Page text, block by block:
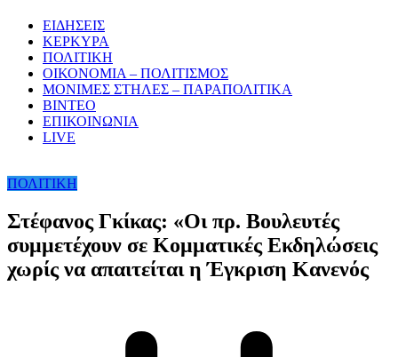
ΕΙΔΗΣΕΙΣ
ΚΕΡΚΥΡΑ
ΠΟΛΙΤΙΚΗ
ΟΙΚΟΝΟΜΙΑ – ΠΟΛΙΤΙΣΜΟΣ
ΜΟΝΙΜΕΣ ΣΤΗΛΕΣ – ΠΑΡΑΠΟΛΙΤΙΚΑ
ΒΙΝΤΕΟ
ΕΠΙΚΟΙΝΩΝΙΑ
LIVE
ΠΟΛΙΤΙΚΗ
Στέφανος Γκίκας: «Οι πρ. Βουλευτές
συμμετέχουν σε Κομματικές Εκδηλώσεις
χωρίς να απαιτείται η Έγκριση Κανενός